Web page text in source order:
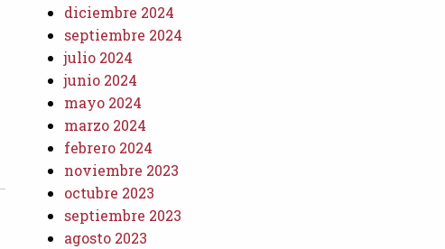
diciembre 2024
septiembre 2024
julio 2024
junio 2024
mayo 2024
marzo 2024
febrero 2024
noviembre 2023
octubre 2023
septiembre 2023
agosto 2023